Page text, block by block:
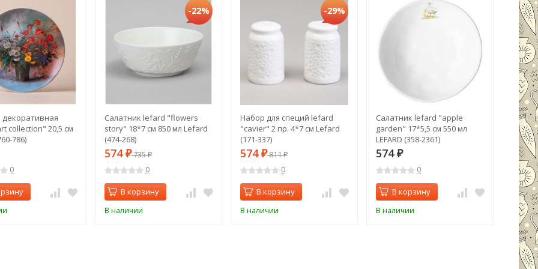
декоративная
collection" 20,5 см
786)
0
-22%
Салатник lefard "flowers
story" 18*7 см 850 мл Lefard
(474-268)
574 ₽735₽
0
В корзину
В наличии
-29%
Набор для специй lefard
"cavier" 2 пр. 4*7 см Lefard
(171-337)
574 ₽811₽
0
В корзину
В наличии
Салатник lefard "apple
garden" 17*5,5 см 550 мл
LEFARD (358-2361)
574 ₽
0
В корзину
В наличии
573₽
В
В